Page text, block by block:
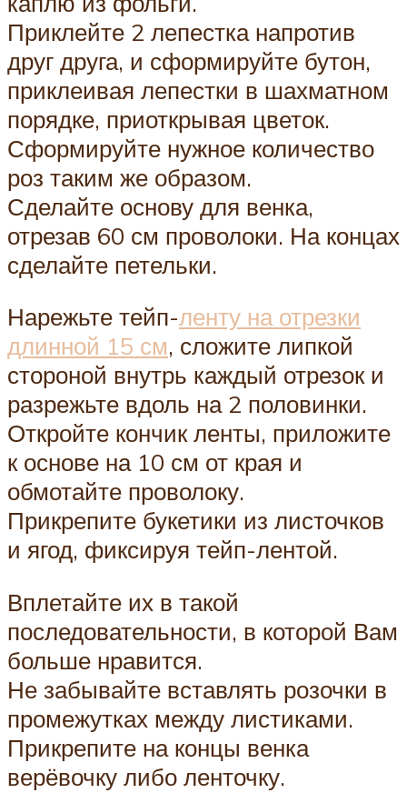
Приклейте 2 лепестка напротив
друг друга, и сформируйте бутон,
приклеивая лепестки в шахматном
порядке, приоткрывая цветок.
Сформируйте нужное количество
роз таким же образом.
Сделайте основу для венка,
отрезав 60 см проволоки. На концах
сделайте петельки.
Нарежьте тейп-ленту на отрезки
длинной 15 см, сложите липкой
стороной внутрь каждый отрезок и
разрежьте вдоль на 2 половинки.
Откройте кончик ленты, приложите
к основе на 10 см от края и
обмотайте проволоку.
Прикрепите букетики из листочков
и ягод, фиксируя тейп-лентой.
Вплетайте их в такой
последовательности, в которой Вам
больше нравится.
Не забывайте вставлять розочки в
промежутках между листиками.
Прикрепите на концы венка
верёвочку либо ленточку.